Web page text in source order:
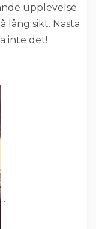
upplevelse
lång sikt. Nästa
inte det!
…